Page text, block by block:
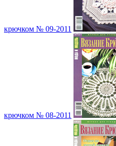
крючком № 09-2011
крючком № 08-2011